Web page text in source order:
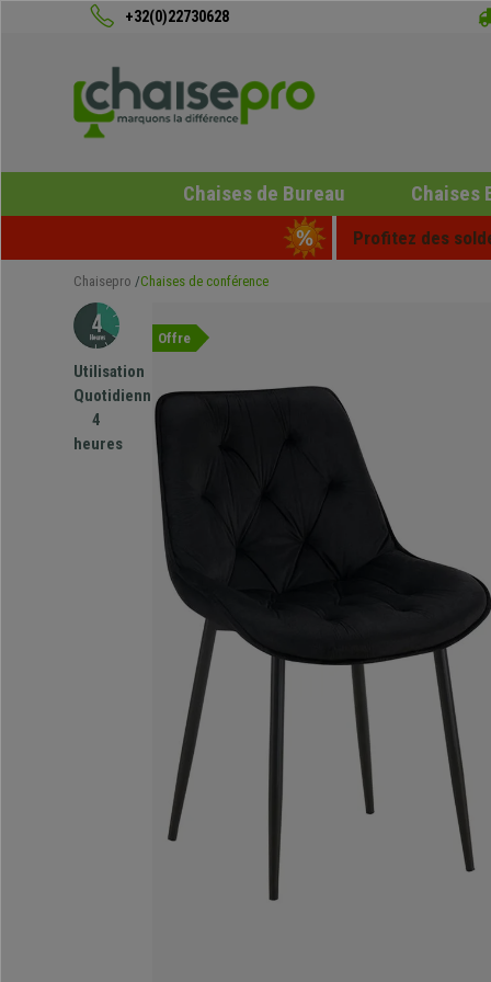
+32(0)22730628
Chaises de Bureau Chaises
Profitez des
Chaisepro Chaises de conférence
Utilisation
Quotidienne
4
heures
Offre